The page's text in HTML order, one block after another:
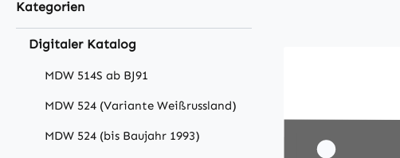
Kategorien
Digitaler Katalog
MDW 514S ab BJ91
MDW 524 (Variante Weißrussland)
MDW 524 (bis Baujahr 1993)